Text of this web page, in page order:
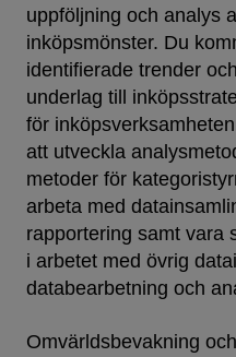
uppföljning och analys
inköpsmönster. Du
identifierade trender
underlag till
för
att utveckla
metoder för
arbeta med
rapportering samt vara
i arbetet med övrig
databearbetning och
Omvärldsbevakning